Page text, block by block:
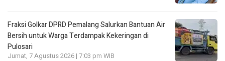
Fraksi Golkar DPRD Pemalang Salurkan Bantuan Air
Bersih untuk Warga Terdampak Kekeringan di
Pulosari
Jumat, 7 Agustus 2026 | 7:03 pm WIB